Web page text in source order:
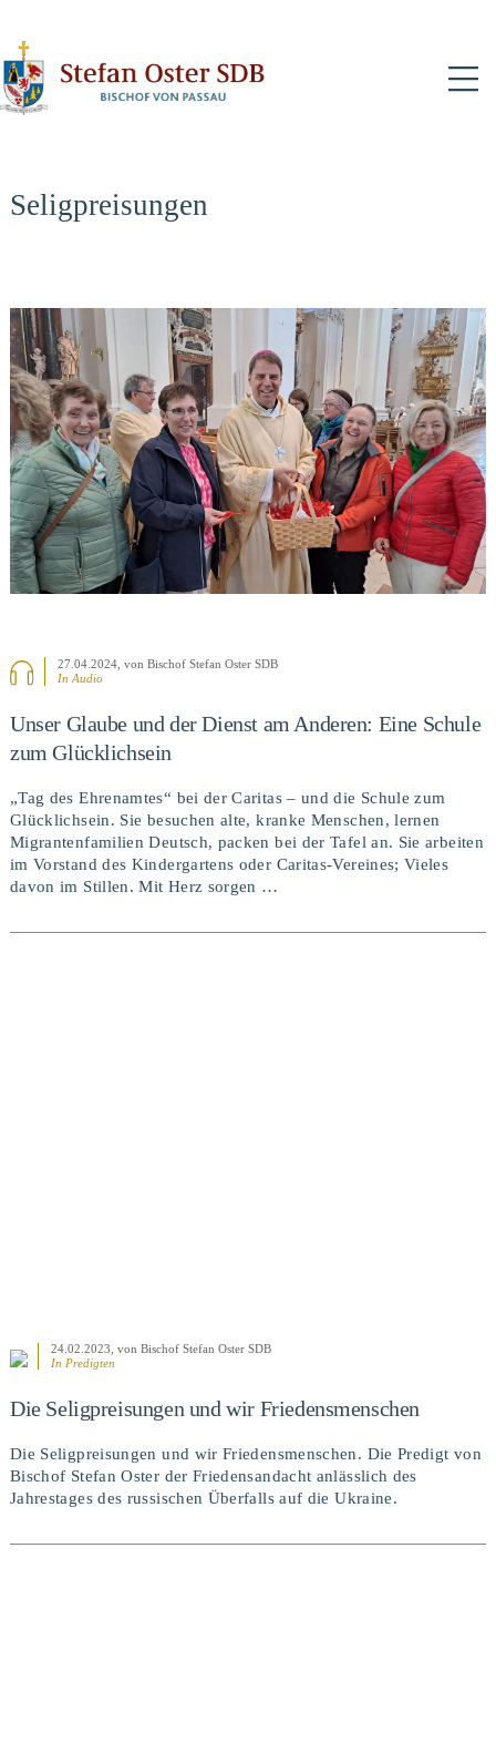
Seligpreisungen
27.04.2024 , von Bischof Stefan Oster SDB
In Audio
Unser Glaube und der Dienst am Anderen: Eine Schule
zum Glücklichsein
„Tag des Ehrenamtes“ bei der Caritas – und die Schule zum
Glücklichsein. Sie besuchen alte, kranke Menschen, lernen
Migrantenfamilien Deutsch, packen bei der Tafel an. Sie arbeiten
im Vorstand des Kindergartens oder Caritas-Vereines; Vieles
davon im Stillen. Mit Herz sorgen …
24.02.2023 , von Bischof Stefan Oster SDB
In Predigten
Die Seligpreisungen und wir Friedensmenschen
Die Seligpreisungen und wir Friedensmenschen. Die Predigt von
Bischof Stefan Oster der Friedensandacht anlässlich des
Jahrestages des russischen Überfalls auf die Ukraine.